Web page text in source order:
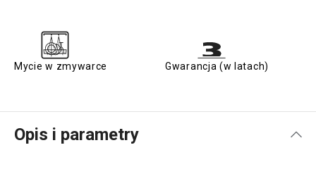
Mycie w zmywarce Gwarancja (w latach)
Opis i parametry